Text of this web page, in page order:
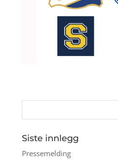
Siste innlegg
Pressemelding